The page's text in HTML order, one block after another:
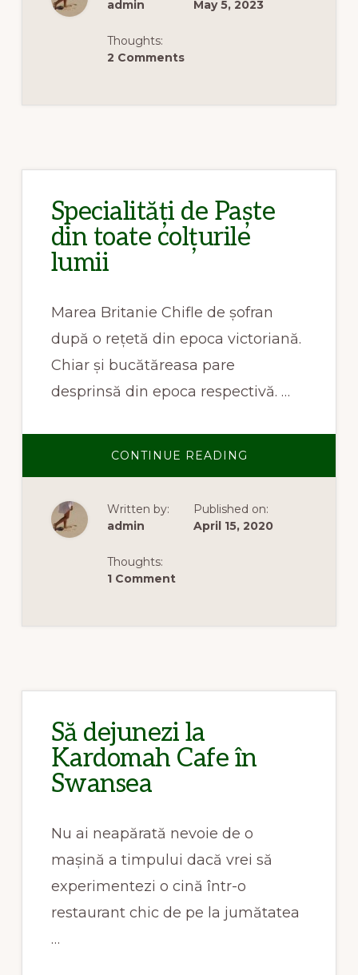
PLACINTA
admin May 5, 2023
Thoughts:
2 Comments
Specialități de Paște
din toate colțurile
lumii
Marea Britanie Chifle de șofran
după o rețetă din epoca victoriană.
Chiar și bucătăreasa pare
desprinsă din epoca respectivă. …
CONTINUE READING
DE
TOATE
COLȚURILE
LUMII
Written by:
admin
Published on:
April 15, 2020
Thoughts:
1 Comment
Să dejunezi la
Kardomah Cafe în
Swansea
Nu ai neapărată nevoie de o
mașină a timpului dacă vrei să
experimentezi o cină într-o
restaurant chic de pe la jumătatea
…